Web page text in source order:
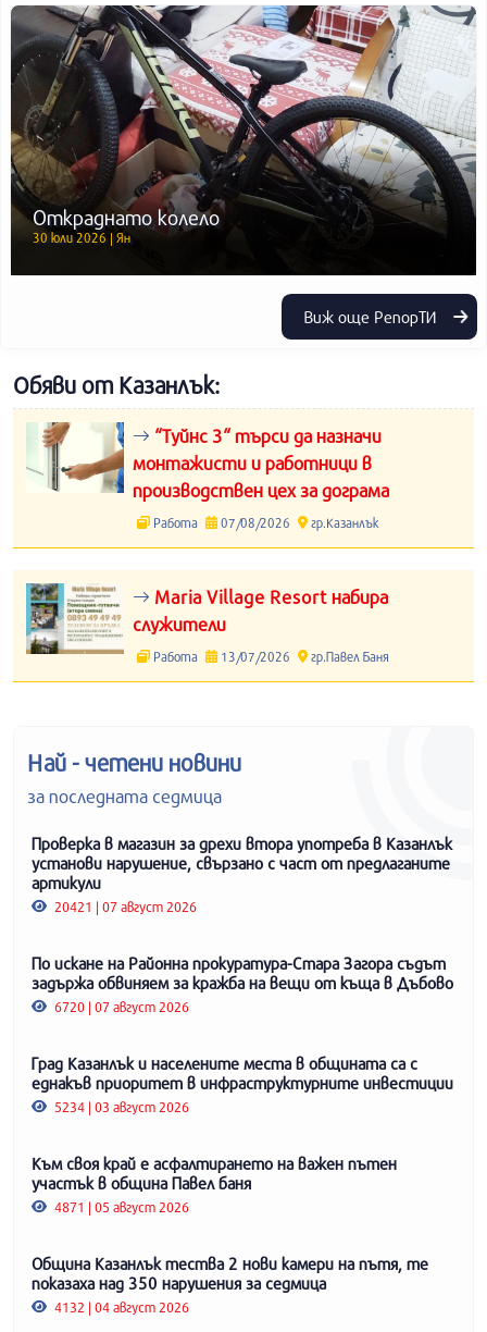
Откраднато колело
30 юли 2026 | Ян
Виж още РепорТИ
Обяви от Казанлък:
“Туйнс 3“ търси да назначи
монтажисти и работници в
производствен цех за дограма
Работа 07/08/2026 гр.Казанлък
Maria Village Resort набира
служители
Работа 13/07/2026 гр.Павел Баня
Най - четени новини
за последната седмица
Проверка в магазин за дрехи втора употреба в Казанлък
установи нарушение, свързано с част от предлаганите
артикули
20421 | 07 август 2026
По искане на Районна прокуратура-Стара Загора съдът
задържа обвиняем за кражба на вещи от къща в Дъбово
6720 | 07 август 2026
Град Казанлък и населените места в общината са с
еднакъв приоритет в инфраструктурните инвестиции
5234 | 03 август 2026
Към своя край е асфалтирането на важен пътен
участък в община Павел баня
4871 | 05 август 2026
Община Казанлък тества 2 нови камери на пътя, те
показаха над 350 нарушения за седмица
4132 | 04 август 2026